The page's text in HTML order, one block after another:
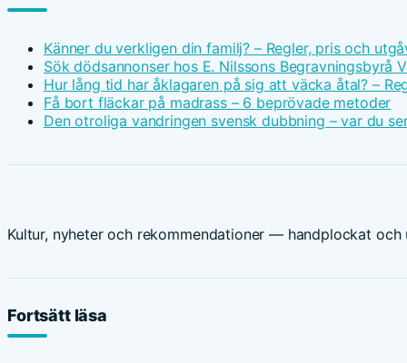
Känner du verkligen din familj? – Regler, pris och
Sök dödsannonser hos E. Nilssons Begravningsbyrå
Hur lång tid har åklagaren på sig att väcka åtal? –
Få bort fläckar på madrass – 6 beprövade metoder
Den otroliga vandringen svensk dubbning – var du
Kultur, nyheter och rekommendationer — handplockat
Fortsätt läsa